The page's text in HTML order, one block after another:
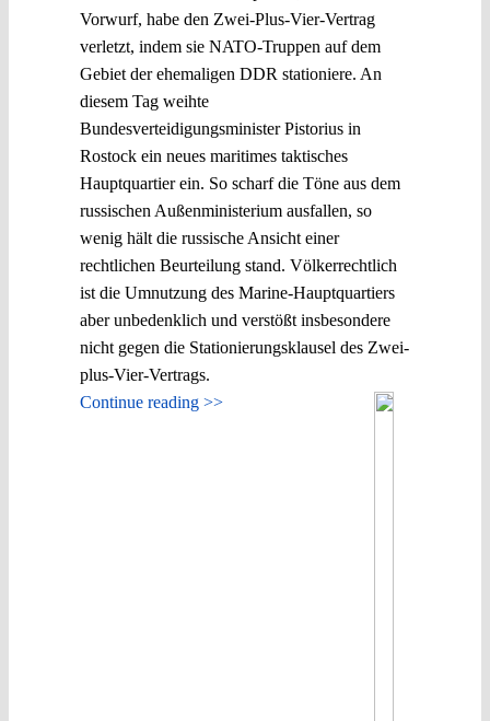
Vorwurf, habe den Zwei-Plus-Vier-Vertrag
verletzt, indem sie NATO-Truppen auf dem
Gebiet der ehemaligen DDR stationiere. An
diesem Tag weihte
Bundesverteidigungsminister Pistorius in
Rostock ein neues maritimes taktisches
Hauptquartier ein. So scharf die Töne aus dem
russischen Außenministerium ausfallen, so
wenig hält die russische Ansicht einer
rechtlichen Beurteilung stand. Völkerrechtlich
ist die Umnutzung des Marine-Hauptquartiers
aber unbedenklich und verstößt insbesondere
nicht gegen die Stationierungsklausel des Zwei-
plus-Vier-Vertrags.
Continue reading >>